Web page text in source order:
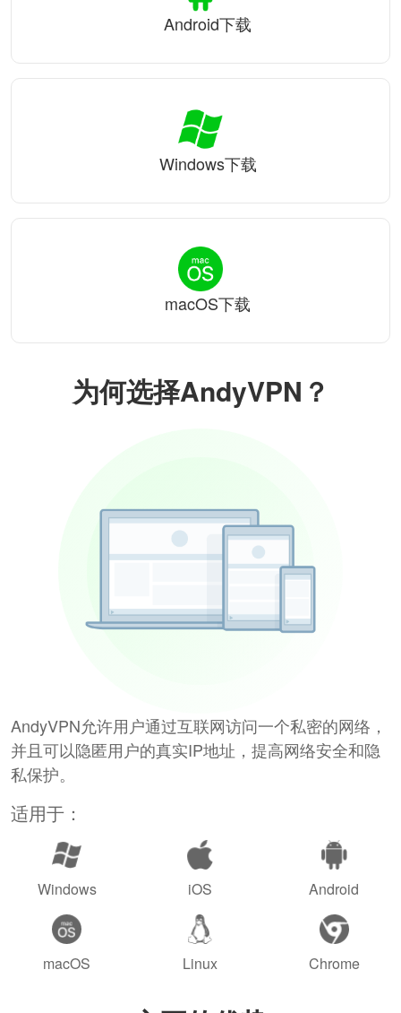
为何选择AndyVPN？
AndyVPN允许用户通过互联网访问一个私密的网络，
并且可以隐匿用户的真实IP地址，提高网络安全和隐
私保护。
适用于：
Windows iOS Android
macOS Linux Chrome
Android下载
Windows下载
macOS下载